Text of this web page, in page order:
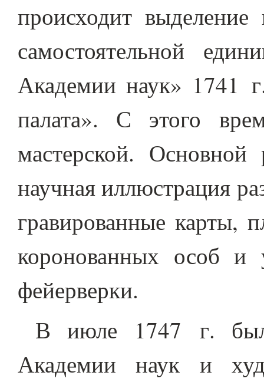
происходит выделение
самостоятельной
Академии наук» 1741
палата». С этого
мастерской.
научная иллюстрация
гравированные карты,
коронованных особ и
фейерверки.
В июле 1747 г. был
Академии наук и